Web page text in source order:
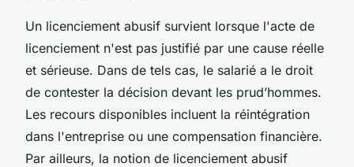
Un licenciement abusif survient lorsque l'acte de
licenciement n'est pas justifié par une cause réelle
et sérieuse. Dans de tels cas, le salarié a le droit
de contester la décision devant les prud’hommes.
Les recours disponibles incluent la réintégration
dans l'entreprise ou une compensation financière.
Par ailleurs, la notion de licenciement abusif